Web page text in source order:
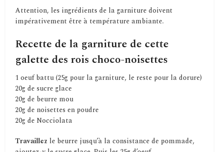
Attention, les ingrédients de la garniture doivent
impérativement être à température ambiante.
Recette de la garniture de cette
galette des rois choco-noisettes
1 oeuf battu (25g pour la garniture, le reste pour la dorure)
20g de sucre glace
20g de beurre mou
20g de noisettes en poudre
20g de Nocciolata
Travaillez le beurre jusqu’à la consistance de pommade,